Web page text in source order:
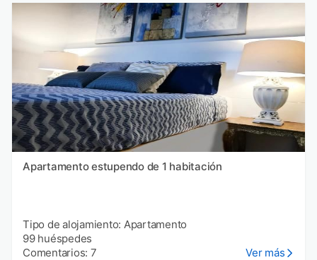
Apartamento estupendo de 1 habitación
Tipo de alojamiento: Apartamento
99 huéspedes
Comentarios: 7
Ver más